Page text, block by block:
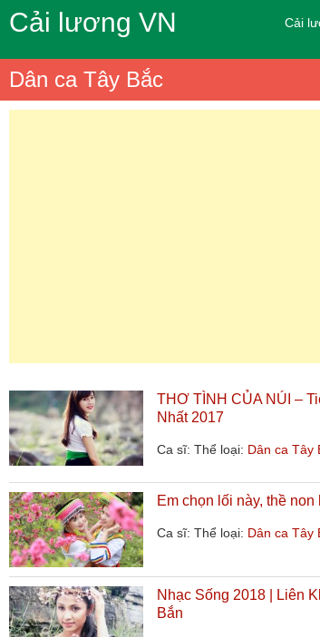
Cải lương VN Cải
Dân ca Tây Bắc
THƠ TÌNH CỦA NÚI –
Nhất 2017
Ca sĩ: Thể loại: Dân ca Tây
Em chọn lối này, thề
Ca sĩ: Thể loại: Dân ca Tây
Nhạc Sống 2018 | Liên
Bắn